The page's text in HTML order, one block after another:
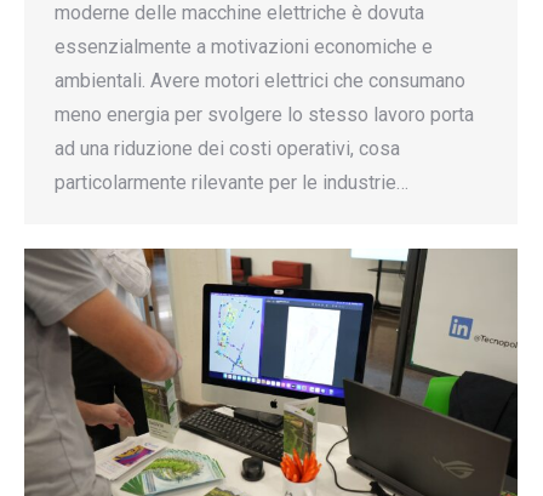
moderne delle macchine elettriche è dovuta
essenzialmente a motivazioni economiche e
ambientali. Avere motori elettrici che consumano
meno energia per svolgere lo stesso lavoro porta
ad una riduzione dei costi operativi, cosa
particolarmente rilevante per le industrie…